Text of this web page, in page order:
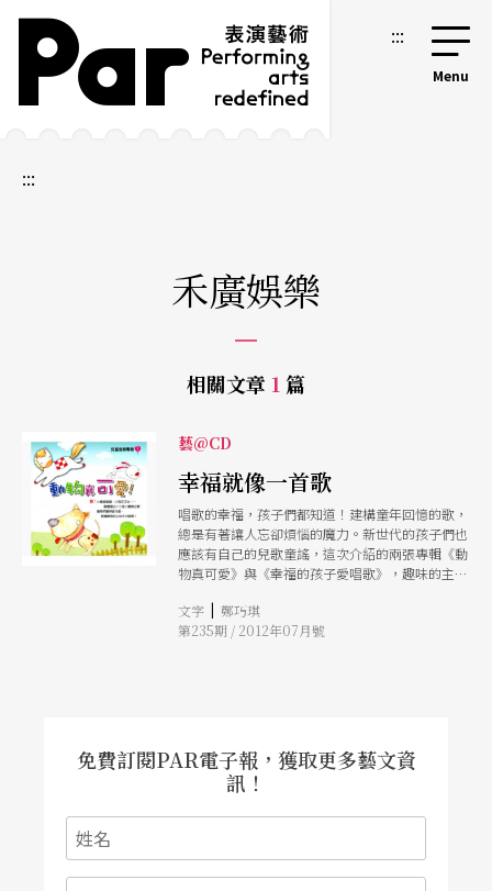
跳到主要內容區塊
網站導覽 :::
:::
禾廣娛樂
相關文章 1 篇
藝@CD
幸福就像一首歌
唱歌的幸福，孩子們都知道！建構童年回憶的歌，
總是有著讓人忘卻煩惱的魔力。新世代的孩子們也
應該有自己的兒歌童謠，這次介紹的兩張專輯《動
物真可愛》與《幸福的孩子愛唱歌》，趣味的主題
美好
文字 | 鄭巧琪
第235期 / 2012年07月號
免費訂閱PAR電子報，獲取更多藝文資
訊！